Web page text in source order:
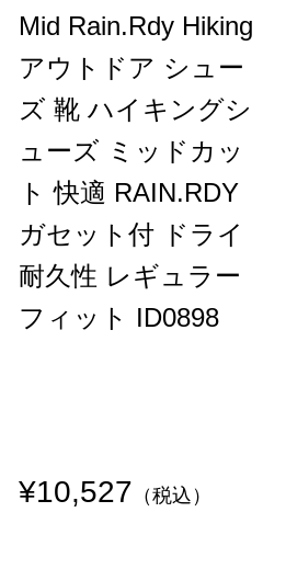
Mid Rain.Rdy Hiking
アウトドア シュー
ズ 靴 ハイキングシ
ューズ ミッドカッ
ト 快適 RAIN.RDY
ガセット付 ドライ
耐久性 レギュラー
フィット ID0898
¥10,527 （税込）